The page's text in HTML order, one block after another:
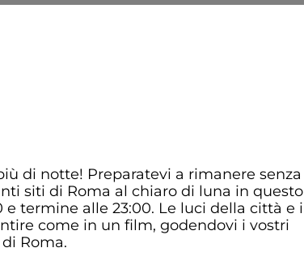
di notte! Preparatevi a rimanere senza
siti di Roma al chiaro di luna in questo
e termine alle 23:00. Le luci della città e i
come in un film, godendovi i vostri
Roma.